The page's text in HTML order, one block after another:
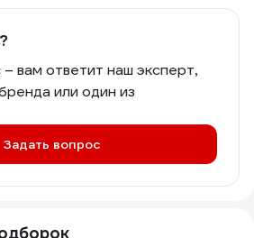
вам ответит наш эксперт,
или один из
Задать вопрос